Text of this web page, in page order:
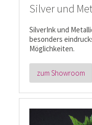
Silver und
SilverInk und
besonders
Möglichkeiten.
zum Showroom